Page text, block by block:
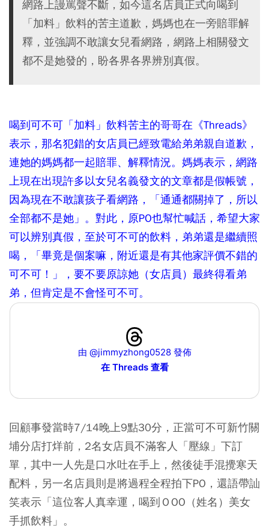
網路上謾罵聲不斷，如今這名店員正式向喝到
「加料」飲料的苦主道歉，媽媽也在一旁賠罪解
釋，並強調不敢讓女兒看網路，網路上相關發文
都不是她發的，盼各界各界辨別真假。
喝到可不可「加料」飲料苦主的哥哥在《Threads》
表示，那名犯錯的女店員已經致電給弟弟親自道歉，
連她的媽媽都一起賠罪、解釋情況。媽媽表示，網路
上現在出現許多以女兒名義發文的文章都是假帳號，
因為現在不敢讓孩子看網路，「通通都關掉了，所以
全部都不是她」。對此，原PO也幫忙喊話，希望大家
可以辨別真假，至於可不可的飲料，弟弟還是繼續照
喝，「畢竟是個案嘛，附近還是有其他家評價不錯的
可不可！」，要不要原諒她（女店員）最終得看弟
弟，但肯定是不會怪可不可。
由 @jimmyzhong0528 發佈
在 Threads 查看
回顧事發當時7/14晚上9點30分，正當可不可新竹關
埔分店打烊前，2名女店員不滿客人「壓線」下訂
單，其中一人先是口水吐在手上，然後徒手混攪寒天
配料，另一名店員則是將過程全程拍下PO，還語帶訕
笑表示「這位客人真幸運，喝到ＯOO（姓名）美女
手抓飲料」。